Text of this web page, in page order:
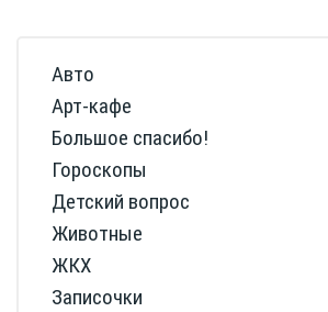
Авто
Арт-кафе
Большое спасибо!
Гороскопы
Детский вопрос
Животные
ЖКХ
Записочки